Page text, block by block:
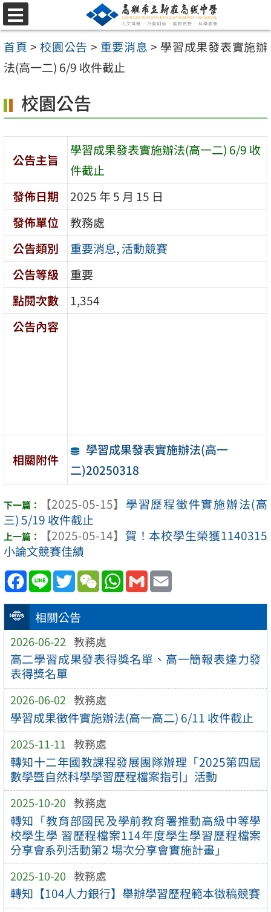
跳
至
主
要
容
區
選
單
首頁 > 校園公告 > 重要消息 > 學習成果發表實施辦
法(高一二) 6/9 收件截止
相關公告
2026-06-22 教務處
高二學習成果發表得獎名單、高一簡報表達力發
表得獎名單
2026-06-02 教務處
學習成果徵件實施辦法(高一高二) 6/11 收件截止
2025-11-11 教務處
轉知十二年國教課程發展團隊辦理「2025第四屆
數學暨自然科學學習歷程檔案指引」活動
2025-10-20 教務處
轉知「教育部國民及學前教育署推動高級中等學
校學生學 習歷程檔案114年度學生學習歷程檔案
分享會系列活動第2 場次分享會實施計畫」
2025-10-20 教務處
轉知【104人力銀行】舉辦學習歷程範本徵稿競賽
校園公告
公告主旨
學習成果發表實施辦法(高一二) 6/9 收
件截止
發佈日期
2025 年 5 月 15 日
發佈單位
教務處
公告類別
重要消息,活動競賽
公告等級
重要
點閱次數
1,354
公告內容
相關附件
學習成果發表實施辦法(高一
二)20250318
【2025-05-15】 學習歷程徵件實施辦法(高
三) 5/19 收件截止
【2025-05-14】 賀！本校學生榮獲1140315
小論文競賽佳績
Facebook
Line TwitterWeChatWhatsApp
Gmail